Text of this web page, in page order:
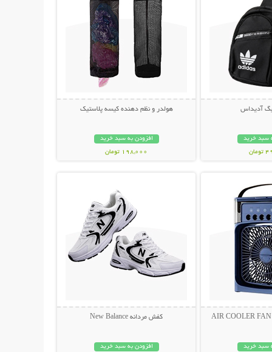
آدیداس
سبد خرید
هولدر و نظم دهنده کیسه پلاستیک
افزودن به سبد خرید
198,000 تومان
سبد خرید
کفش مردانه New Balance
افزودن به سبد خرید